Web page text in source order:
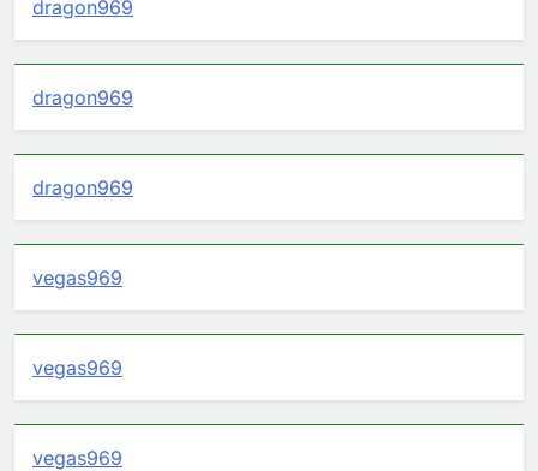
dragon969
dragon969
dragon969
vegas969
vegas969
vegas969